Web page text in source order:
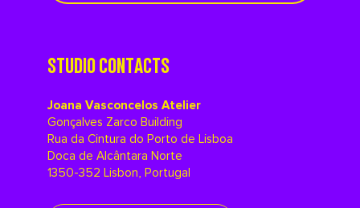
STUDIO CONTACTS
Joana Vasconcelos Atelier
Gonçalves Zarco Building
Rua da Cintura do Porto de Lisboa
Doca de Alcântara Norte
1350-352 Lisbon, Portugal